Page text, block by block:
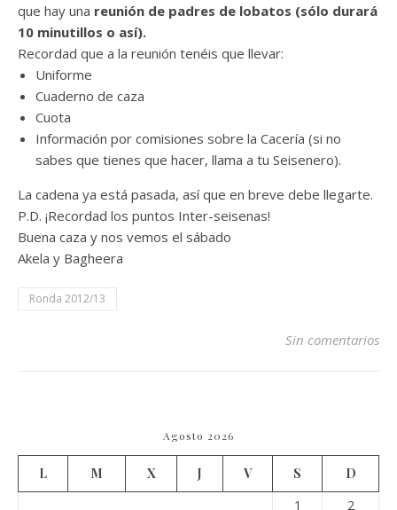
que hay una reunión de padres de lobatos (sólo durará
10 minutillos o así).
Recordad que a la reunión tenéis que llevar:
Uniforme
Cuaderno de caza
Cuota
Información por comisiones sobre la Cacería (si no
sabes que tienes que hacer, llama a tu Seisenero).
La cadena ya está pasada, así que en breve debe llegarte.
P.D. ¡Recordad los puntos Inter-seisenas!
Buena caza y nos vemos el sábado
Akela y Bagheera
Ronda 2012/13
Sin comentarios
Agosto 2026
L M X J V S
D
1
2